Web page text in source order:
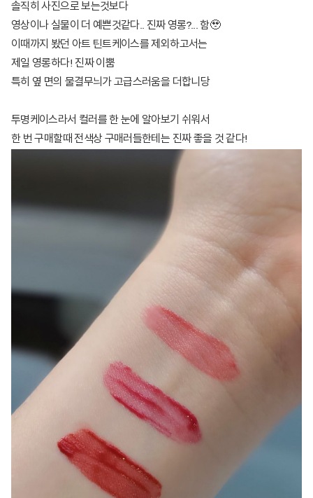
솔직히 사진으로 보는것보다
영상이나 실물이 더 예쁜것같다.. 진짜 영롱?... 함🥹
이때까지 봤던 아트 틴트케이스를 제외하고서는
제일 영롱하다! 진짜 이뿜
특히 옆 면의 물결무늬가 고급스러움을 더합니당
투명케이스라서 컬러를 한 눈에 알아보기 쉬워서
한 번 구매할때 전색상 구매러들한테는 진짜 좋을 것 같다!